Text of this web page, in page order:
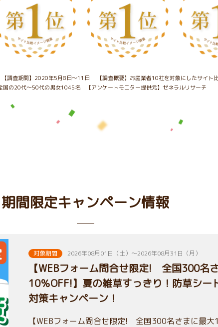
【調査期間】2020年5月8日～11日
【調査概要】お庭業者10社を対象にしたサイト
国の20代～50代の男女1045名
【アンケートモニター提供元】ゼネラルリサーチ
期間限定キャンペーン情報
対象期間 2026年08月01日（土）～2026年08月31日（月）
【WEBフォーム問合せ限定! 全国300名
10％OFF!】夏の雑草すっきり！防草シー
対策キャンペーン！
【WEBフォーム問合せ限定! 全国300名さまに最